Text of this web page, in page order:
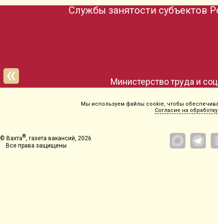
Службы занятости субъектов
Мы используем файлы cookie, чтобы
Согласие на обработку
© Вахта® , газета вакансий, 2026
Все права защищены